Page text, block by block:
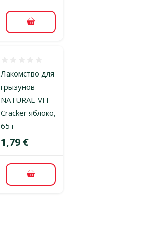
В корзину
Лакомство для
грызунов –
NATURAL-VIT
Cracker яблоко,
65 г
Цена
1,79 €
В корзину